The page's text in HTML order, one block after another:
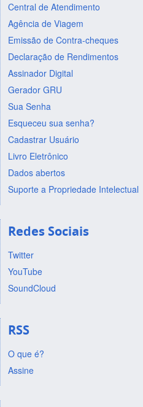
Central de Atendimento
Agência de Viagem
Emissão de Contra-cheques
Declaração de Rendimentos
Assinador Digital
Gerador GRU
Sua Senha
Esqueceu sua senha?
Cadastrar Usuário
Livro Eletrônico
Dados abertos
Suporte a Propriedade Intelectual
Redes Sociais
Twitter
YouTube
SoundCloud
RSS
O que é?
Assine